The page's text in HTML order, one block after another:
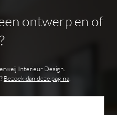
ontwerpen of
Interieur Design.
Bezoek dan deze pagina.